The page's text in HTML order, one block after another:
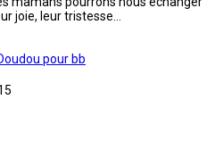
joie, leur tristesse...
pour bb